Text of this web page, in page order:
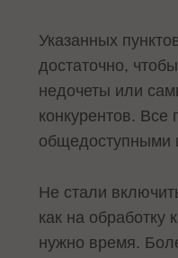
Указанных
достаточно,
недочеты или
конкурентов. Все
общедоступными
Не стали
как на обработку
нужно время.